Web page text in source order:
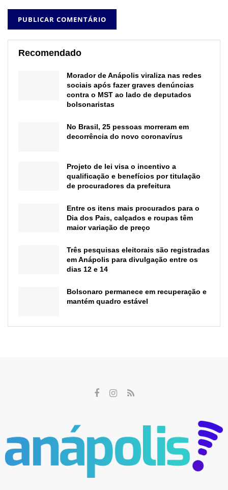
Recomendado
Morador de Anápolis viraliza nas redes
sociais após fazer graves denúncias
contra o MST ao lado de deputados
bolsonaristas
No Brasil, 25 pessoas morreram em
decorrência do novo coronavírus
Projeto de lei visa o incentivo a
qualificação e benefícios por titulação
de procuradores da prefeitura
Entre os itens mais procurados para o
Dia dos Pais, calçados e roupas têm
maior variação de preço
Três pesquisas eleitorais são registradas
em Anápolis para divulgação entre os
dias 12 e 14
Bolsonaro permanece em recuperação e
mantém quadro estável